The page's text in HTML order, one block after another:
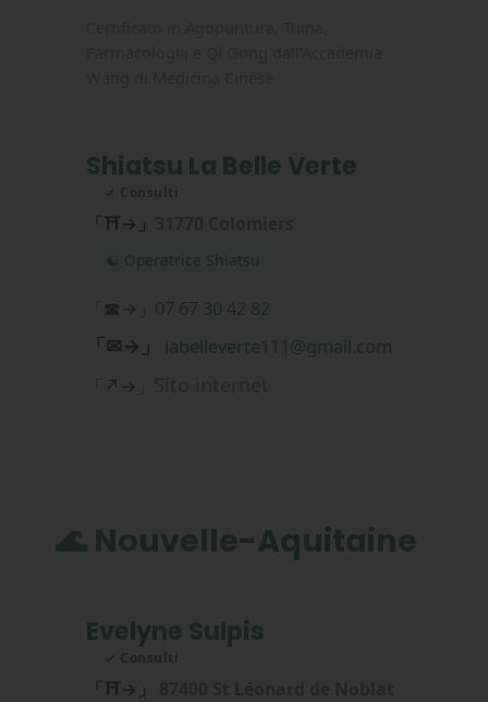
Shiatsu La Belle Verte
✓ Consulti
「⛩→」
☯ Operatrice Shiatsu
「☎→」 07 67 30 42 82
「✉→」 labelleverte111@gmail.com
「↗→」
🌊 Nouvelle-Aquitaine
Evelyne Sulpis
✓ Consulti
「⛩→」